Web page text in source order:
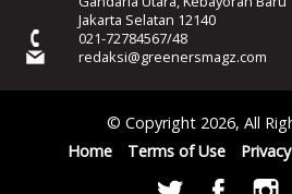
Jakarta Selatan 12140
021-72784567/48
redaksi@greenersmagz.com
© Copyright 2026, All
Home
Terms of Use